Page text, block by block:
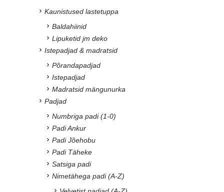
Kaunistused lastetuppa
Baldahiinid
Lipuketid jm deko
Istepadjad & madratsid
Põrandapadjad
Istepadjad
Madratsid mängunurka
Padjad
Numbriga padi (1-0)
Padi Ankur
Padi Jõehobu
Padi Täheke
Satsiga padi
Nimetähega padi (A-Z)